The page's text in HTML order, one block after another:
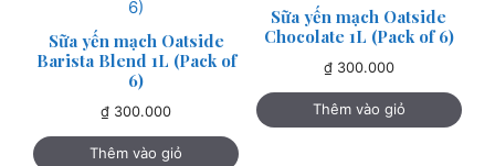
Sữa yến mạch Oatside
Barista Blend 1L (Pack of
6)
₫ 300.000
Thêm vào giỏ
Sữa yến mạch Oatside
Chocolate 1L (Pack of 6)
₫300.000
Thêm vào giỏ